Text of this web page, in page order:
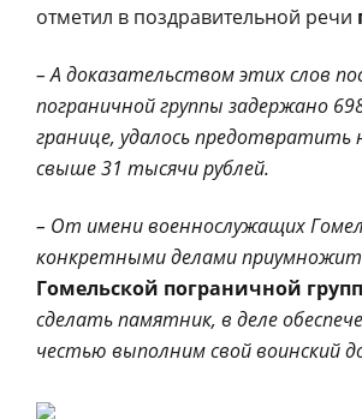
отметил в поздравительной речи
– А доказательством этих слов
пограничной группы задержано
границе, удалось предотвратить
свыше 31 тысячи рублей.
– От имени военнослужащих
конкретными делами
Гомельской пограничной
сделать памятник, в деле
честью выполним свой воинский